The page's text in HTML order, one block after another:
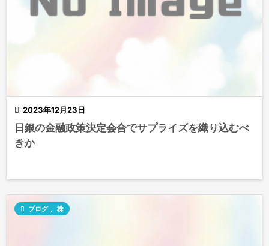
 2023年12月23日
日銀の金融政策決定会合でサプライズを織り込むべ
きか
 ブログ 株